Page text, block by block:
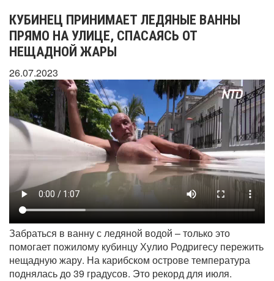
КУБИНЕЦ ПРИНИМАЕТ ЛЕДЯНЫЕ ВАННЫ
ПРЯМО НА УЛИЦЕ, СПАСАЯСЬ ОТ
НЕЩАДНОЙ ЖАРЫ
26.07.2023
Забраться в ванну с ледяной водой – только это
помогает пожилому кубинцу Хулио Родригесу пережить
нещадную жару. На карибском острове температура
поднялась до 39 градусов. Это рекорд для июля.